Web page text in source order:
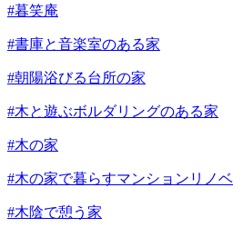
#暮笑庵
#書庫と音楽室のある家
#朝陽浴びる台所の家
#木と遊ぶボルダリングのある家
#木の家
#木の家で暮らすマンションリノベ
#木陰で憩う家